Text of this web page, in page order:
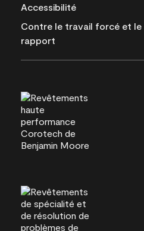
Accessibilité
Contre le travail forcé et
rapport